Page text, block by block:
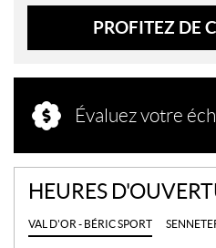
PROFITEZ DE
Évaluez votre
HEURES
VAL D'OR - BÉRIC SPORT